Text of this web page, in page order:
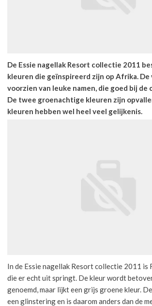
De Essie nagellak Resort collectie 2011
kleuren die geïnspireerd zijn op Afrika.
voorzien van leuke namen, die goed bij de
De twee groenachtige kleuren zijn
kleuren hebben wel heel veel gelijkenis.
In de Essie nagellak Resort collectie 2011 is
die er echt uit springt. De kleur wordt
genoemd, maar lijkt een grijs groene kleur.
een glinstering en is daarom anders dan de